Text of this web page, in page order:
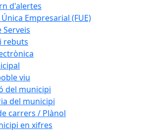
d'alertes
Empresarial (FUE)
Serveis
rebuts
viu
del municipi
del municipi
carrers / Plànol
en xifres